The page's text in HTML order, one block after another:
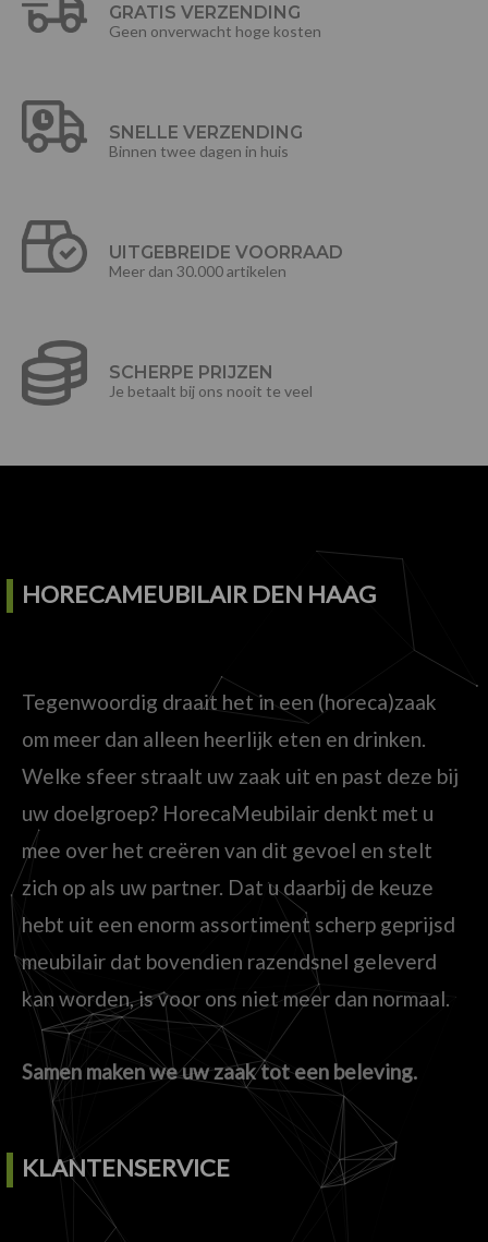
GRATIS VERZENDING
Geen onverwacht hoge kosten
SNELLE VERZENDING
Binnen twee dagen in huis
UITGEBREIDE VOORRAAD
Meer dan 30.000 artikelen
SCHERPE PRIJZEN
Je betaalt bij ons nooit te veel
HORECAMEUBILAIR DEN HAAG
Tegenwoordig draait het in een (horeca)zaak
om meer dan alleen heerlijk eten en drinken.
Welke sfeer straalt uw zaak uit en past deze bij
uw doelgroep? HorecaMeubilair denkt met u
mee over het creëren van dit gevoel en stelt
zich op als uw partner. Dat u daarbij de keuze
hebt uit een enorm assortiment scherp geprijsd
meubilair dat bovendien razendsnel geleverd
kan worden, is voor ons niet meer dan normaal.
Samen maken we uw zaak tot een beleving.
KLANTENSERVICE